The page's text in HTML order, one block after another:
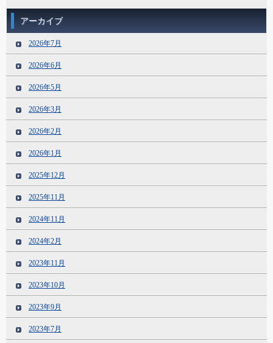
アーカイブ
2026年7月
2026年6月
2026年5月
2026年3月
2026年2月
2026年1月
2025年12月
2025年11月
2024年11月
2024年2月
2023年11月
2023年10月
2023年9月
2023年7月